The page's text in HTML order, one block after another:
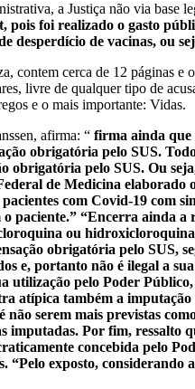
a Justiça não via base
foi realizado o gasto
desperdício de vacinas, ou
contem cerca de 12 páginas
livre de qualquer tipo de
e o mais importante: Vidas.
afirma: “ firma ainda que
obrigatória pelo SUS.
obrigatória pelo SUS. Ou
de Medicina
com Covid-19 com
paciente.” “Encerra ainda
ou
obrigatória pelo SUS,
e, portanto não é ilegal a
utilização pelo Poder
atípica também a
não serem mais previstas
imputadas. Por fim, ressalto
concebida pelo
“Pelo exposto,